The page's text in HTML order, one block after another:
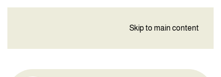
Skip to main content